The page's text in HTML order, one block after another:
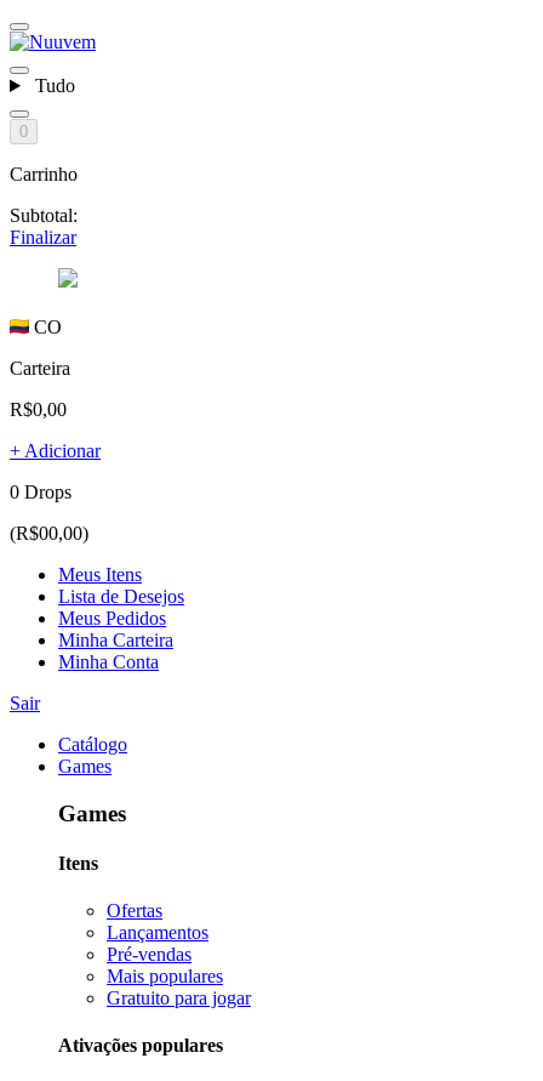
Tudo
0
Carrinho
Subtotal:
Finalizar
CO
Carteira
R$0,00
+ Adicionar
0 Drops
(R$00,00)
Meus Itens
Lista de Desejos
Meus Pedidos
Minha Carteira
Minha Conta
Sair
Catálogo
Games
Games
Itens
Ofertas
Lançamentos
Pré-vendas
Mais populares
Gratuito para jogar
Ativações populares